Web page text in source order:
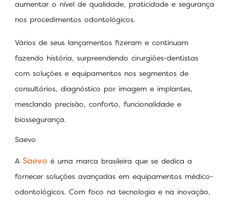
aumentar o nível de qualidade, praticidade e segurança
nos procedimentos odontológicos.
Vários de seus lançamentos fizeram e continuam
fazendo história, surpreendendo cirurgiões-dentistas
com soluções e equipamentos nos segmentos de
consultórios, diagnóstico por imagem e implantes,
mesclando precisão, conforto, funcionalidade e
biossegurança.
Saevo
A Saevo é uma marca brasileira que se dedica a
fornecer soluções avançadas em equipamentos médico-
odontológicos. Com foco na tecnologia e na inovação,